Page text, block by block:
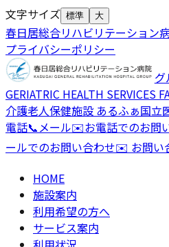
文字サイズ 標準 大
春日居総合リハビリテーション
プライバシーポリシー
グ
GERIATRIC HEALTH SERVICES
介護老人保健施設 あるふぁ国立
電話📞メール✉️お電話でのお問
ールでのお問い合わせ✉️ お問い
HOME
施設案内
利用希望の方へ
サービス案内